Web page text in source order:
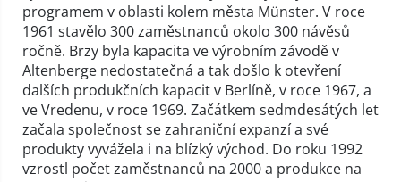
programem v oblasti kolem města Münster. V roce
1961 stavělo 300 zaměstnanců okolo 300 návěsů
ročně. Brzy byla kapacita ve výrobním závodě v
Altenberge nedostatečná a tak došlo k otevření
dalších produkčních kapacit v Berlíně, v roce 1967, a
ve Vredenu, v roce 1969. Začátkem sedmdesátých let
začala společnost se zahraniční expanzí a své
produkty vyvážela i na blízký východ. Do roku 1992
vzrostl počet zaměstnanců na 2000 a produkce na